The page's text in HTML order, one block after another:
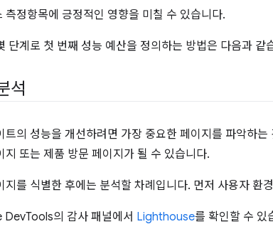
측정항목에 긍정적인 영향을 미칠 수 있습니다.
단계로 첫 번째 성능 예산을 정의하는 방법은 다음과 같
석
트의 성능을 개선하려면 가장 중요한 페이지를 파악하
지 또는 제품 방문 페이지가 될 수 있습니다.
지를 식별한 후에는 분석할 차례입니다. 먼저 사용자 환
의 감사 패널에서 Lighthouse를 확인할 수 있